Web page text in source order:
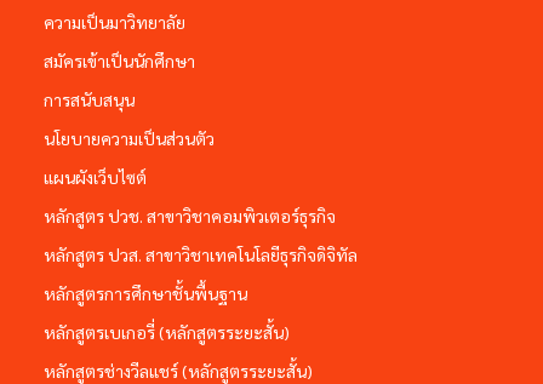
ความเป็นมาวิทยาลัย
สมัครเข้าเป็นนักศึกษา
การสนับสนุน
นโยบายความเป็นส่วนตัว
แผนผังเว็บไซต์
หลักสูตร ปวช. สาขาวิชาคอมพิวเตอร์ธุรกิจ
หลักสูตร ปวส. สาขาวิชาเทคโนโลยีธุรกิจดิจิทัล
หลักสูตรการศึกษาชั้นพื้นฐาน
หลักสูตรเบเกอรี่ (หลักสูตรระยะสั้น)
หลักสูตรช่างวีลแชร์ (หลักสูตรระยะสั้น)